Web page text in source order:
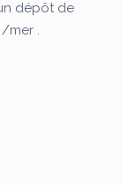
dépôt de
/mer .